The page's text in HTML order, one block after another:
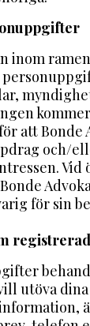
inom
att Bonde
och/
Vid
för sin
registrerad
utöva